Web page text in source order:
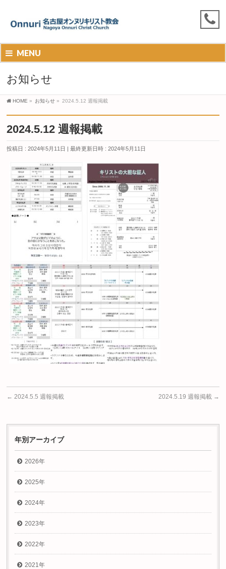
MENU
お知らせ
HOME » お知らせ » 2024.5.12 週報掲載
2024.5.12 週報掲載
投稿日 : 2024年5月11日 最終更新日時 : 2024年5月11日
← 2024.5.5 週報掲載 2024.5.19 週報掲載 →
年別アーカイブ
2026年
2025年
2024年
2023年
2022年
2021年